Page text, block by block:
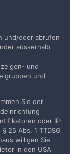
melde
Kommentar
erstellen.
und/oder abrufen
ausserhalb
und
und
Sie der
oder IP-
25 Abs. 1 TTDSG
willigen Sie
in den USA